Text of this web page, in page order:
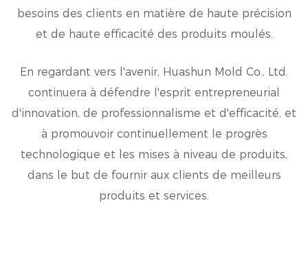
besoins des clients en matière de haute précision
et de haute efficacité des produits moulés.
En regardant vers l'avenir, Huashun Mold Co., Ltd.
continuera à défendre l'esprit entrepreneurial
d'innovation, de professionnalisme et d'efficacité, et
à promouvoir continuellement le progrès
technologique et les mises à niveau de produits,
dans le but de fournir aux clients de meilleurs
produits et services.